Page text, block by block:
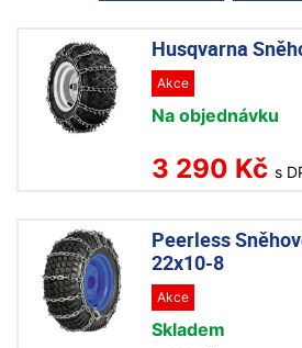
Husqvarna
Akce
Na objednávku
3 290 Kč s
Peerless
22x10-8
Akce
Skladem